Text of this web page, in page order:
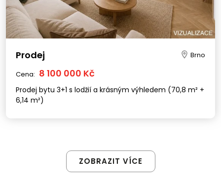
Prodej Brno
Cena: 8 100 000 Kč
Prodej bytu 3+1 s lodžií a krásným výhledem (70,8 m² +
6,14 m²)
ZOBRAZIT VÍCE